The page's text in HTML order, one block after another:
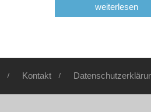
weiterlesen
Kontakt